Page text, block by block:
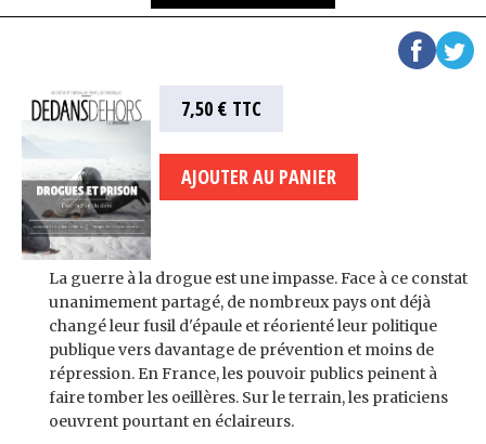
7,50 € TTC
La guerre à la drogue est une impasse. Face à ce constat
unanimement partagé, de nombreux pays ont déjà
changé leur fusil d'épaule et réorienté leur politique
publique vers davantage de prévention et moins de
répression. En France, les pouvoir publics peinent à
faire tomber les oeillères. Sur le terrain, les praticiens
oeuvrent pourtant en éclaireurs.